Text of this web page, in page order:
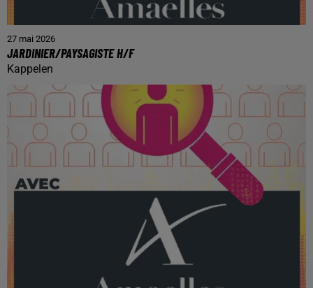
27 mai 2026
JARDINIER/PAYSAGISTE H/F
Kappelen